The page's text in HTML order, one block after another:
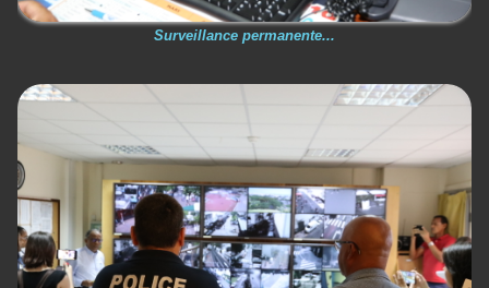
Surveillance permanente...